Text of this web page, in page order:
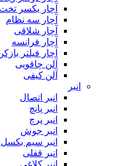
آچار یکسر
آچار سه نظام
آچار شلاقی
آچار فرانسه
آچار فیلتر
آلن چاقویی
آلن کیفی
انبر
انبر اتصال
انبر پانچ
انبر پرچ
انبر جوش
انبر سیم بکسل
انبر قفلی